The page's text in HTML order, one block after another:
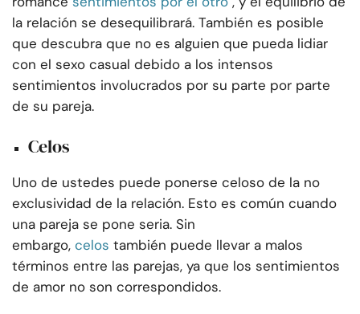
la relación se desequilibrará. También es posible
que descubra que no es alguien que pueda lidiar
con el sexo casual debido a los intensos
sentimientos involucrados por su parte por parte
de su pareja.
Celos
Uno de ustedes puede ponerse celoso de la no
exclusividad de la relación. Esto es común cuando
una pareja se pone seria. Sin
embargo, celos también puede llevar a malos
términos entre las parejas, ya que los sentimientos
de amor no son correspondidos.